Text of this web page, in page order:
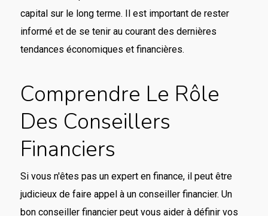
capital sur le long terme. Il est important de rester
informé et de se tenir au courant des dernières
tendances économiques et financières.
Comprendre Le Rôle
Des Conseillers
Financiers
Si vous n'êtes pas un expert en finance, il peut être
judicieux de faire appel à un conseiller financier. Un
bon conseiller financier peut vous aider à définir vos